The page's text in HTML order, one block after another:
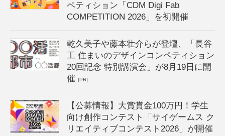
ペティション「CDM Digi Fab
COMPETITION 2026」を初開催
乾久美子や藤本壮介らが登壇、「長谷
工 住まいのデザインコンペティション
20回記念 特別講演会」が8月19日に開
催[PR]
【公募情報】大賞賞金100万円！学生
向け創作コンテスト「サイゲームス ク
リエイティブコンテスト2026」が開催